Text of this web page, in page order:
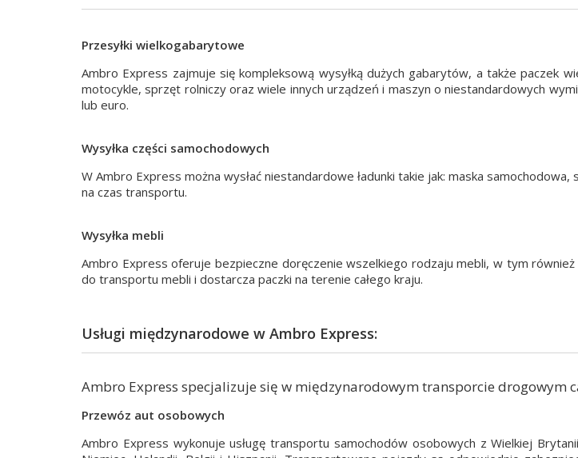
Przesyłki wielkogabarytowe
Ambro Express zajmuje się kompleksową wysyłką dużych gabarytów, a także paczek
motocykle, sprzęt rolniczy oraz wiele innych urządzeń i maszyn o niestandardowych
lub euro.
Wysyłka części samochodowych
W Ambro Express można wysłać niestandardowe ładunki takie jak: maska
na czas transportu.
Wysyłka mebli
Ambro Express oferuje bezpieczne doręczenie wszelkiego rodzaju mebli, w tym
do transportu mebli i dostarcza paczki na terenie całego kraju.
Usługi międzynarodowe w Ambro Express:
Ambro Express specjalizuje się w międzynarodowym transporcie drogowym
Przewóz aut osobowych
Ambro Express wykonuje usługę transportu samochodów osobowych z Wielkiej